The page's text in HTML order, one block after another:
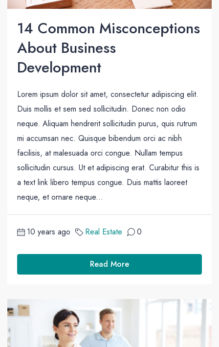
14 Common Misconceptions
About Business
Development
Lorem ipsum dolor sit amet, consectetur adipiscing elit.
Duis mollis et sem sed sollicitudin. Donec non odio
neque. Aliquam hendrerit sollicitudin purus, quis rutrum
mi accumsan nec. Quisque bibendum orci ac nibh
facilisis, at malesuada orci congue. Nullam tempus
sollicitudin cursus. Ut et adipiscing erat. Curabitur this is
a text link libero tempus congue. Duis mattis laoreet
neque, et ornare neque...
10 years ago Real Estate 0
Read More